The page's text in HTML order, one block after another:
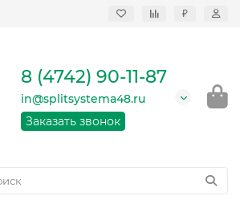
₽
кондиционеров в
области
График работы: 9:00 -
21:00 без перерыва и
8 (4742) 90-11-87
in@splitsystema48.ru
Заказать звонок